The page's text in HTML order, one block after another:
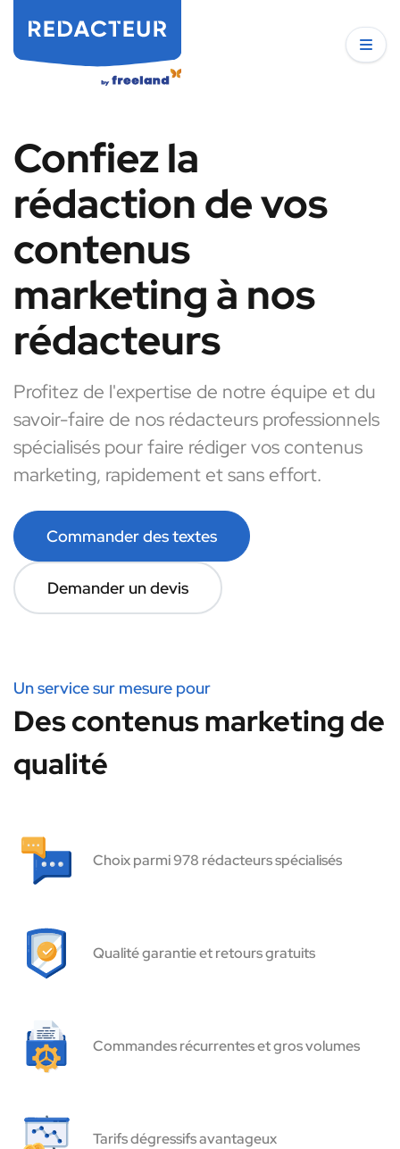
Confiez la
rédaction de vos
contenus
marketing à nos
rédacteurs
Profitez de l'expertise de notre équipe et du
savoir-faire de nos rédacteurs professionnels
spécialisés pour faire rédiger vos contenus
marketing, rapidement et sans effort.
Commander des textes
Demander un devis
Un service sur mesure pour
Des contenus marketing de
qualité
Choix parmi 978 rédacteurs spécialisés
Qualité garantie et retours gratuits
Commandes récurrentes et gros volumes
Tarifs dégressifs avantageux